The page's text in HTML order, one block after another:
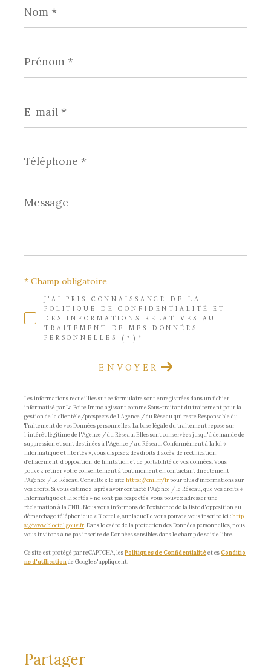
*
*
mail
*
*
Message
*
J'AI PRIS CONNAISSANCE DE LA
POLITIQUE DE CONFIDENTIALITÉ ET
DES INFORMATIONS RELATIVES AU
TRAITEMENT DE MES DONNÉES
PERSONNELLES (*)*
* Champ obligatoire
ENVOYER
Les informations recueillies sur ce formulaire sont enregistrées dans un fichier
informatisé par La Boite Immo agissant comme Sous-traitant du traitement pour la
gestion de la clientèle/prospects de l'Agence / du Réseau qui reste Responsable du
Traitement de vos Données personnelles. La base légale du traitement repose sur
l'intérêt légitime de l'Agence / du Réseau. Elles sont conservées jusqu'à demande de
suppression et sont destinées à l'Agence / au Réseau. Conformément à la loi «
informatique et libertés », vous disposez des droits d’accès, de rectification,
d’effacement, d’opposition, de limitation et de portabilité de vos données. Vous
pouvez retirer votre consentement à tout moment en contactant directement
l’Agence / Le Réseau. Consultez le site https://cnil.fr/frpour plus d’informations sur
vos droits. Si vous estimez, après avoir contacté l'Agence / le Réseau, que vos droits «
Informatique et Libertés » ne sont pas respectés, vous pouvez adresser une
réclamation à la CNIL. Nous vous informons de l’existence de la liste d'opposition au
démarchage téléphonique « Bloctel », sur laquelle vous pouvez vous inscrire ici :http
s://www.bloctel.gouv.fr . Dans le cadre de la protection des Données personnelles, nous
vous invitons à ne pas inscrire de Données sensibles dans le champ de saisie libre.
Ce site est protégé par reCAPTCHA, lesPolitiques de Confidentialitéet esConditio
ns d'utilisation de Google s'appliquent.
partager